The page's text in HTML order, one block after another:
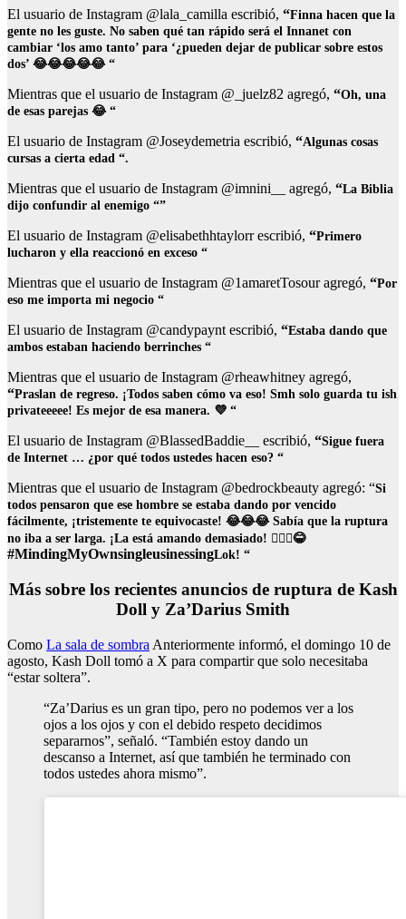
El usuario de Instagram @lala_camilla escribió, “Finna hacen que la
gente no les guste. No saben qué tan rápido será el Innanet con
cambiar ‘los amo tanto’ para ‘¿pueden dejar de publicar sobre estos
dos’ 😂😂😂😂😂 “
Mientras que el usuario de Instagram @_juelz82 agregó, “Oh, una
de esas parejas 😂 “
El usuario de Instagram @Joseydemetria escribió, “Algunas cosas
cursas a cierta edad “.
Mientras que el usuario de Instagram @imnini__ agregó, “La Biblia
dijo confundir al enemigo “”
El usuario de Instagram @elisabethhtaylorr escribió, “Primero
lucharon y ella reaccionó en exceso “
Mientras que el usuario de Instagram @1amaretTosour agregó, “Por
eso me importa mi negocio “
El usuario de Instagram @candypaynt escribió, “Estaba dando que
ambos estaban haciendo berrinches “
Mientras que el usuario de Instagram @rheawhitney agregó,
“Praslan de regreso. ¡Todos saben cómo va eso! Smh solo guarda tu ish
privateeeee! Es mejor de esa manera. 💜 “
El usuario de Instagram @BlassedBaddie__ escribió, “Sigue fuera
de Internet … ¿por qué todos ustedes hacen eso? “
Mientras que el usuario de Instagram @bedrockbeauty agregó: “Si
todos pensaron que ese hombre se estaba dando por vencido
fácilmente, ¡tristemente te equivocaste! 😂😂😂 Sabía que la ruptura
no iba a ser larga. ¡La está amando demasiado! 🤷🏽‍♀️😂
#MindingMyOwnsingleusinessingLok! “
Más sobre los recientes anuncios de ruptura de Kash
Doll y Za’Darius Smith
Como La sala de sombra Anteriormente informó, el domingo 10 de
agosto, Kash Doll tomó a X para compartir que solo necesitaba
“estar soltera”.
“Za’Darius es un gran tipo, pero no podemos ver a los
ojos a los ojos y con el debido respeto decidimos
separarnos”, señaló. “También estoy dando un
descanso a Internet, así que también he terminado con
todos ustedes ahora mismo”.